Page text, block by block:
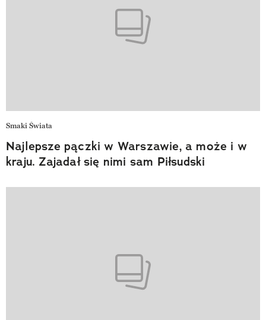
Smaki Świata
Najlepsze pączki w Warszawie, a może i w
kraju. Zajadał się nimi sam Piłsudski